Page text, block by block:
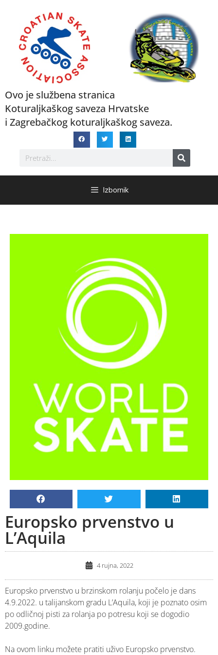
Ovo je službena stranica
Koturaljkaškog saveza Hrvatske
i Zagrebačkog koturaljkaškog saveza.
Izbornik
Europsko prvenstvo u
L’Aquila
4 rujna, 2022
Europsko prvenstvo u brzinskom rolanju počelo je dans
4.9.2022. u talijanskom gradu L’Aquila, koji je poznato osim
po odličnoj pisti za rolanja po potresu koji se dogodio
2009.godine.
Na ovom linku možete pratiti uživo Europsko prvenstvo.